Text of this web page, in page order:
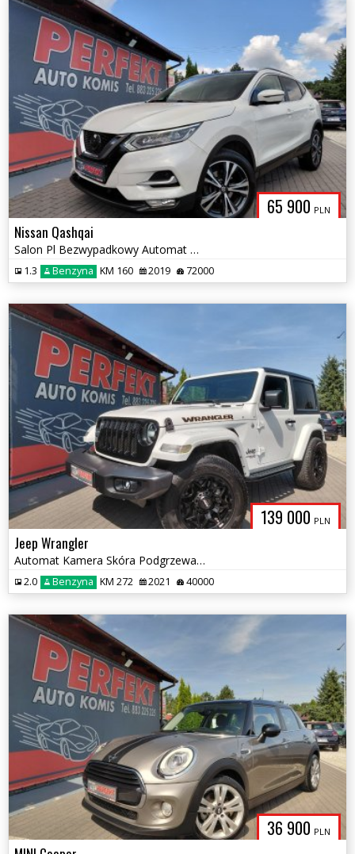
65 900 PLN
Nissan Qashqai
Salon Pl Bezwypadkowy Automat Navi Kamera Sensor Elektryka 2xPDC Alu
1.3 Benzyna KM 160 2019 72000
139 000 PLN
Jeep Wrangler
Automat Kamera Skóra Podgrzewane fotele
2.0 Benzyna KM 272 2021 40000
36 900 PLN